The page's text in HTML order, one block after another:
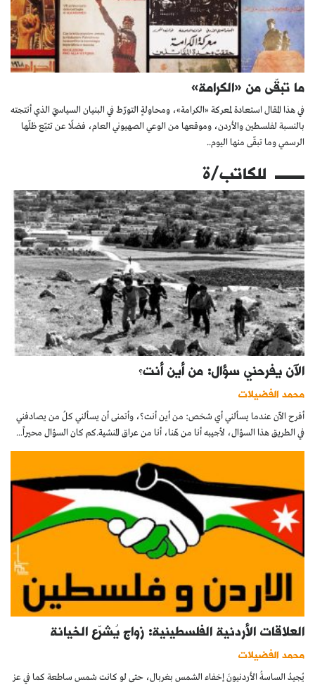
ما تبقّى من «الكرامة»
في هذا المقال استعادة لمعركة «الكرامة»، ومحاولةٍ التورّط في البنيان السياسيّ الذي أنتجته
بالنسبة لفلسطين والأردن، وموقعها من الوعي الصهيوني العام، فضلًا عن تتبّع ظلّها
الرسمي وما تبقّى منها اليوم..
للكاتب/ة
الآن يفرحني سؤال: من أين أنت؟
محمد الفضيلات
أفرح الآن عندما يسألني أي شخص: من أين أنت؟، وأتمنى أن يسألني كلُ من يصادفني
في الطريق هذا السؤال، لأجيبه أنا من هّنا، أنا من عراق المنشية.كم كان السؤال محيراً...
العلاقات الأردنية الفلسطينية: زواج يُشرّع الخيانة
محمد الفضيلات
يُجيدُ الساسةُ الأردنيونَ إخفاء الشمس بغربال، حتى لو كانت شمس ساطعة كما في عز